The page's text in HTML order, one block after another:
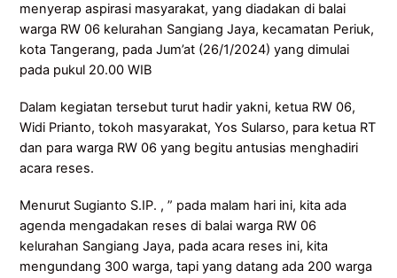
menyerap aspirasi masyarakat, yang diadakan di balai
warga RW 06 kelurahan Sangiang Jaya, kecamatan Periuk,
kota Tangerang, pada Jum’at (26/1/2024) yang dimulai
pada pukul 20.00 WIB
Dalam kegiatan tersebut turut hadir yakni, ketua RW 06,
Widi Prianto, tokoh masyarakat, Yos Sularso, para ketua RT
dan para warga RW 06 yang begitu antusias menghadiri
acara reses.
Menurut Sugianto S.IP. , ” pada malam hari ini, kita ada
agenda mengadakan reses di balai warga RW 06
kelurahan Sangiang Jaya, pada acara reses ini, kita
mengundang 300 warga, tapi yang datang ada 200 warga